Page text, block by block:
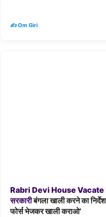
✍️ Om Giri
Rabri Devi House Vacate
सरकारीबंगला खाली करने का
फोर्स भेजकर खाली कराओ’